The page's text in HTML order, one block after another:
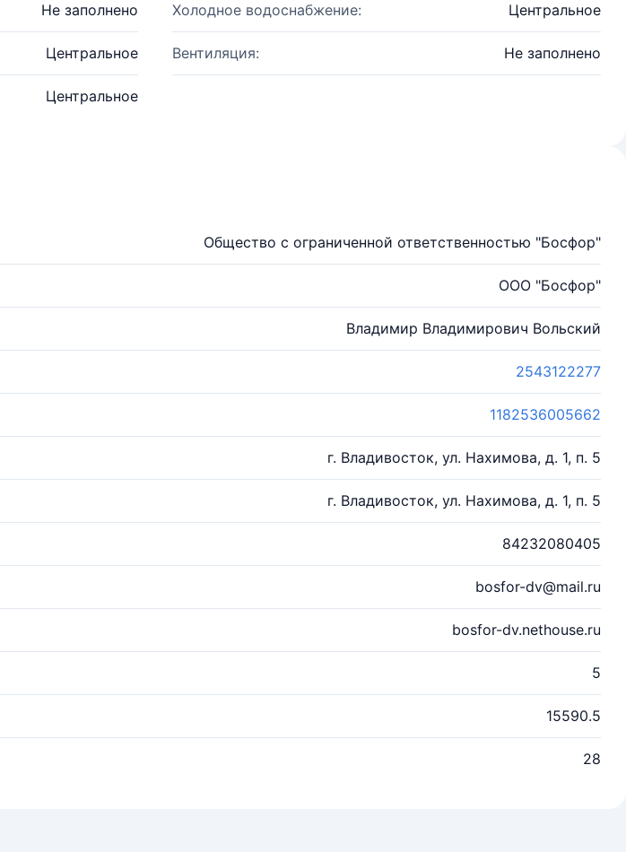
Не заполнено Холодное водоснабжение: Центральное
Центральное Вентиляция: Не заполнено
Центральное
Общество с ограниченной ответственностью "Босфор"
ООО "Босфор"
Владимир Владимирович Вольский
2543122277
1182536005662
г. Владивосток, ул. Нахимова, д. 1, п. 5
г. Владивосток, ул. Нахимова, д. 1, п. 5
84232080405
bosfor-dv@mail.ru
bosfor-dv.nethouse.ru
5
15590.5
28